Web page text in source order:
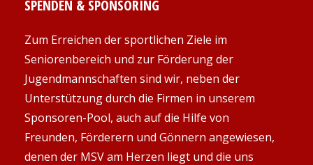
SPENDEN & SPONSORING
Zum Erreichen der sportlichen Ziele im
Seniorenbereich und zur Förderung der
Jugendmannschaften sind wir, neben der
Unterstützung durch die Firmen in unserem
Sponsoren-Pool, auch auf die Hilfe von
Freunden, Förderern und Gönnern angewiesen,
denen der MSV am Herzen liegt und die uns